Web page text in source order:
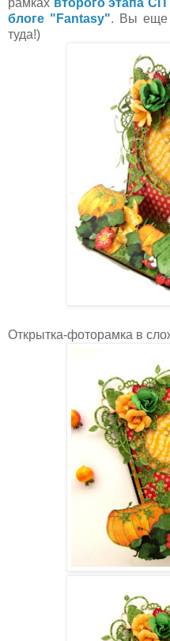
блоге "Fantasy". Вы еще
туда!)
Открытка-фоторамка в